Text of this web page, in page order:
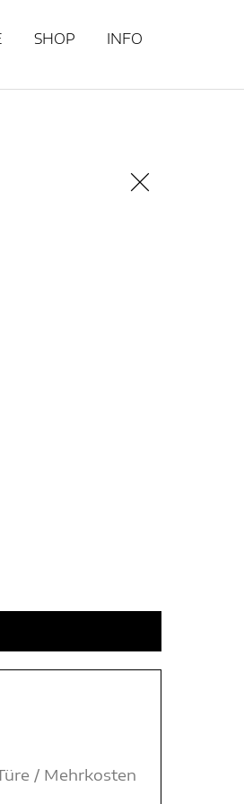
SHOP INFO
/ Mehrkosten